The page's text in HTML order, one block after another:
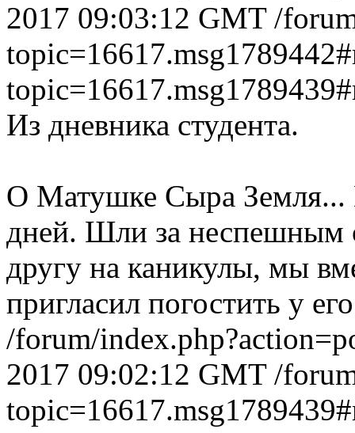
2017 09:03:12 GMT /
Из дневника студента.
О Матушке Сыра
дней. Шли за неспешным
другу на каникулы, мы
пригласил погостить у
/forum/
2017 09:02:12 GMT /